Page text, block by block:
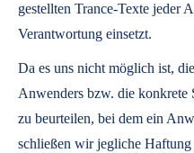
gestellten Trance-Texte jeder
Verantwortung einsetzt.
Da es uns nicht möglich ist,
Anwenders bzw. die konkrete
zu beurteilen, bei dem ein
schließen wir jegliche